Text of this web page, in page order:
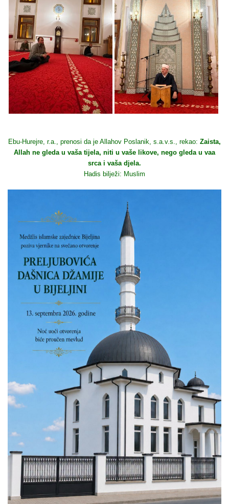
Ebu-Hurejre, r.a., prenosi da je Allahov Poslanik, s.a.v.s., rekao: Zaista,
Allah ne gleda u vaša tijela, niti u vaše likove, nego gleda u vaa
srca i vaša djela.
Hadis bilježi: Muslim